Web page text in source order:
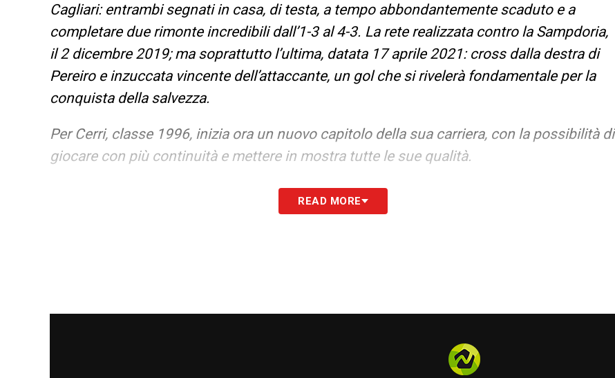
Cagliari: entrambi segnati in casa, di testa, a tempo abbondantemente scaduto e a
completare due rimonte incredibili dall’1-3 al 4-3. La rete realizzata contro la Sampdoria,
il 2 dicembre 2019; ma soprattutto l’ultima, datata 17 aprile 2021: cross dalla destra di
Pereiro e inzuccata vincente dell’attaccante, un gol che si rivelerà fondamentale per la
conquista della salvezza.
Per Cerri, classe 1996, inizia ora un nuovo capitolo della sua carriera, con la possibilità di
giocare con più continuità e mettere in mostra tutte le sue qualità.
READ MORE